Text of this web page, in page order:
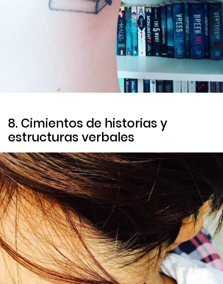
8. Cimientos de historias y
estructuras verbales